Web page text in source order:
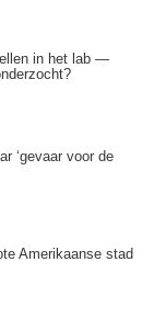
in het lab —
‘gevaar voor de
Amerikaanse stad